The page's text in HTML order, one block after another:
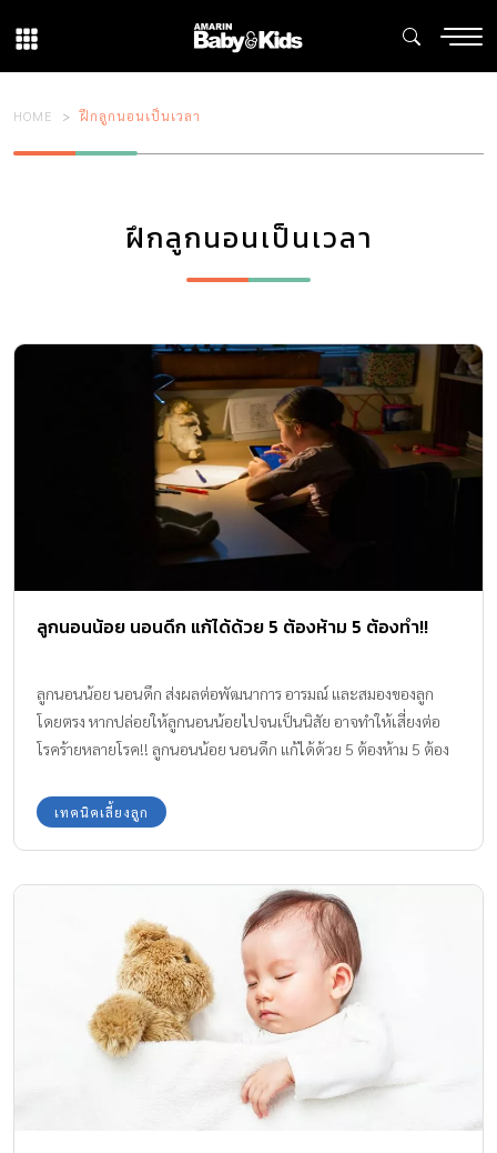
HOME ฝึกลูกนอนเป็นเวลา
ฝึกลูกนอนเป็นเวลา
ลูกนอนน้อย นอนดึก แก้ได้ด้วย 5 ต้องห้าม 5 ต้องทำ!!
ลูกนอนน้อย นอนดึก ส่งผลต่อพัฒนาการ อารมณ์ และสมองของลูก
โดยตรง หากปล่อยให้ลูกนอนน้อยไปจนเป็นนิสัย อาจทำให้เสี่ยงต่อ
โรคร้ายหลายโรค!! ลูกนอนน้อย นอนดึก แก้ได้ด้วย 5 ต้องห้าม 5 ต้อง
พอ ก็จะช่วยทำให้ร่างกายได้พักผ่อนได้อย่างเต็มที่ สร้างภูมิต้านทาน
โรค สดชื่นแจ่มใสอารมณ์ดี มีความกระฉับกระเฉง ร่าเริง จดจำสิ่งต่าง ๆ
จะมีปัญหาเรื่องพัฒนาการและพฤติกรรม ดังนั้นการนอนเป็นเรื่อง
สำคัญของคนทุกคนและควรสนับสนุนให้เด็ก ๆ นอนให้เพียงพอ การ
นอนหลับของเด็กเป็นเรื่องที่ทำให้คุณพ่อคุณแม่สับสน เพราะการนอน
ของเด็กแต่ละช่วงวัยมีความแตกต่างกัน อีกทั้งในช่วงทารก จะมีภาวะ
หลับตื่นสลับกันไปตลอดทั้งวันและทั้งคืน ทำให้ไม่แน่ใจว่าที่ลูกนอน
หลับไปนั้น เพียงพอต่อความต้องการของร่างกายหรือยัง ลูกของคุณควร
นอนวันละกี่ชั่วโมงกันแน่ เด็กแต่ละวัย …. นอนแตกต่างกันอย่างไร? วัย
ทารก วัยนี้จะมีภาวะหลับตื่นสลับกันไปตลอดทั้งวัน แต่เมื่ออายุได้
ประมาณ 4 เดือนจะเริ่มหลับกลางคืนได้ยาวประมาณ 6 ชั่วโมงและเมื่อ
อายุ 6 เดือนจะสามารถหลับได้นานถึง 10 ชั่วโมงแต่ก็ยังสามารถตื่นได้
เทคนิคเลี้ยงลูก